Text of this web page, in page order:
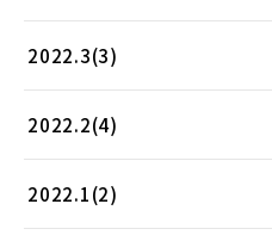
2022.3(3)
2022.2(4)
2022.1(2)